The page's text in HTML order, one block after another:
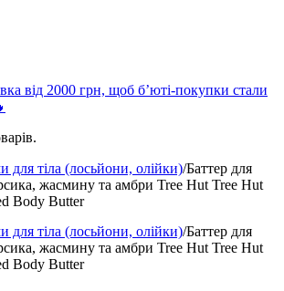
від 2000 грн, щоб б’юті-покупки стали
для тіла (лосьйони, олійки)/Баттер для
жасмину та амбри Tree Hut Tree Hut
Body Butter
для тіла (лосьйони, олійки)/Баттер для
жасмину та амбри Tree Hut Tree Hut
Body Butter